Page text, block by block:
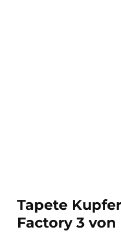
Tapete
Factory 3 von